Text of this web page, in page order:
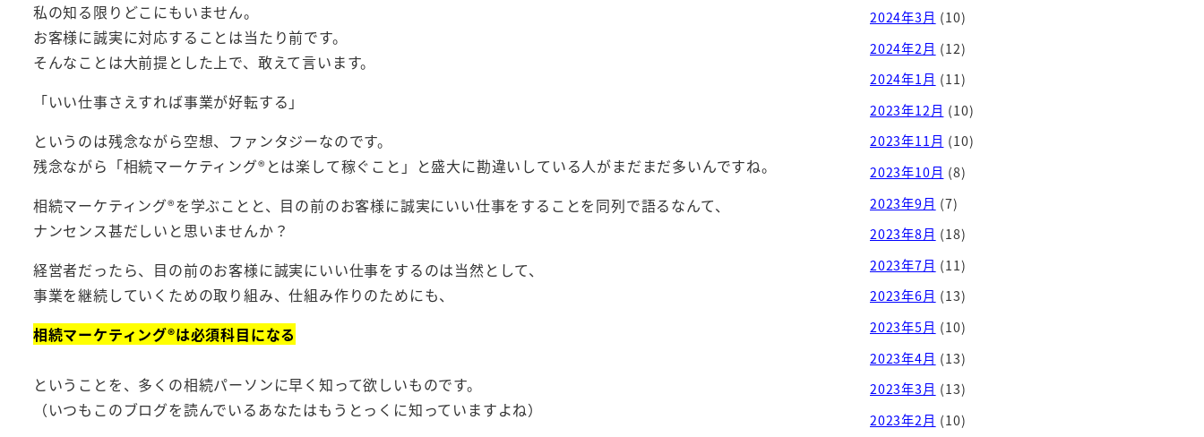
私の知る限りどこにもいません。
お客様に誠実に対応することは当たり前です。
そんなことは大前提とした上で、敢えて言います。
「いい仕事さえすれば事業が好転する」
というのは残念ながら空想、ファンタジーなのです。
残念ながら「相続マーケティング®︎とは楽して稼ぐこと」と盛大に勘違いしている人がまだまだ多いんですね。
相続マーケティング®︎を学ぶことと、目の前のお客様に誠実にいい仕事をすることを同列で語るなんて、
ナンセンス甚だしいと思いませんか？
経営者だったら、目の前のお客様に誠実にいい仕事をするのは当然として、
事業を継続していくための取り組み、仕組み作りのためにも、
相続マーケティング®︎は必須科目になる
ということを、多くの相続パーソンに早く知って欲しいものです。
（いつもこのブログを読んでいるあなたはもうとっくに知っていますよね）
2024年3月 (10)
2024年2月 (12)
2024年1月 (11)
2023年12月 (10)
2023年11月 (10)
2023年10月 (8)
2023年9月 (7)
2023年8月 (18)
2023年7月 (11)
2023年6月 (13)
2023年5月 (10)
2023年4月 (13)
2023年3月 (13)
2023年2月 (10)